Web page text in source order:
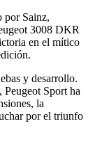
por Sainz,
3008 DKR
en el mítico
y desarrollo.
Sport ha
la
por el triunfo